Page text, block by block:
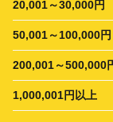
20,001～30,000円
50,001～100,000円
200,001～500,000
1,000,001円以上